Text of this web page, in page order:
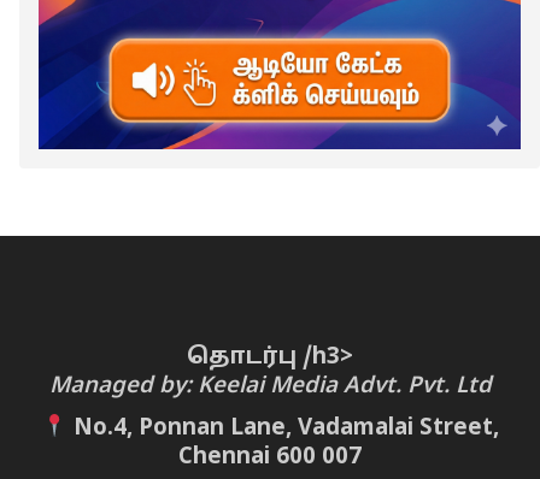
தொடர்பு /h3>
Managed by: Keelai Media Advt. Pvt. Ltd
No.4, Ponnan Lane, Vadamalai Street,
Chennai 600 007